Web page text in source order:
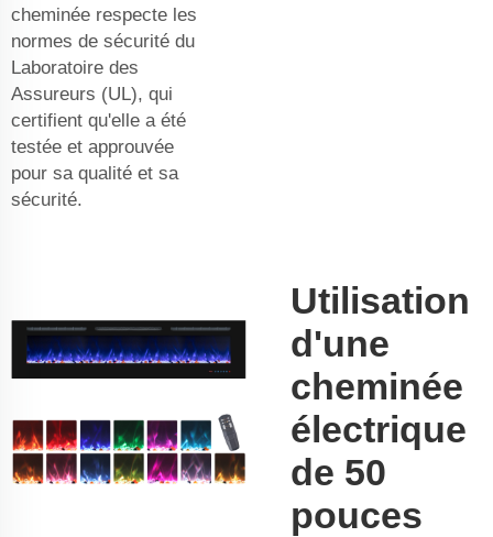
cheminée respecte les
normes de sécurité du
Laboratoire des
Assureurs (UL), qui
certifient qu'elle a été
testée et approuvée
pour sa qualité et sa
sécurité.
Utilisation
d'une
cheminée
électrique
de 50
pouces